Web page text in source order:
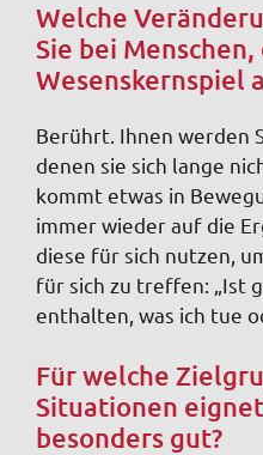
Welche
Sie bei
Wesenskernspiel
Berührt. Ihnen werden
denen sie sich lange
kommt etwas in
immer wieder auf die
diese für sich nutzen,
für sich zu treffen: „Ist
enthalten, was ich tue
Für welche
Situationen
besonders gut?